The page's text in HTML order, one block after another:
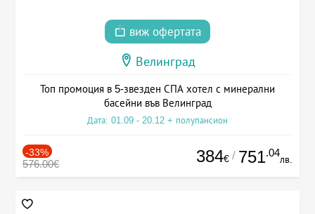
виж офертата
Велинград
Топ промоция в 5-звезден СПА хотел с минерални
басейни във Велинград
Дата: 01.09 - 20.12 + полупансион
-33%
576.00€ 384€ / 751.04
лв.